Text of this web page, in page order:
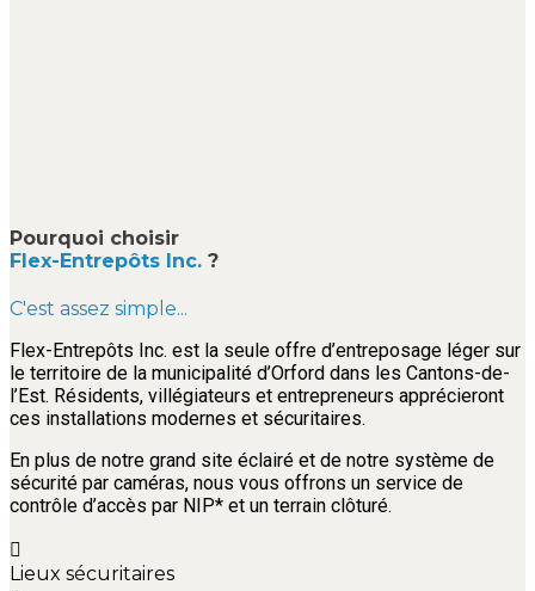
Pourquoi choisir
Flex-Entrepôts Inc. ?
C'est assez simple...
Flex-Entrepôts Inc. est la seule offre d’entreposage léger sur
le territoire de la municipalité d’Orford dans les Cantons-de-
l’Est. Résidents, villégiateurs et entrepreneurs apprécieront
ces installations modernes et sécuritaires.
En plus de notre grand site éclairé et de notre système de
sécurité par caméras, nous vous offrons un service de
contrôle d’accès par NIP* et un terrain clôturé.
Lieux sécuritaires